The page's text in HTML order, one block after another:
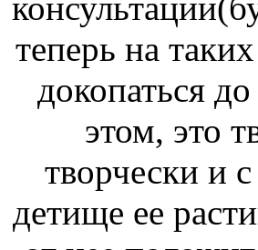
теперь на
докопаться
этом, это
творчески и
детище ее